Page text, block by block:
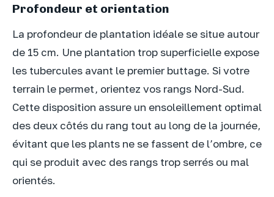
Profondeur et orientation
La profondeur de plantation idéale se situe autour
de 15 cm. Une plantation trop superficielle expose
les tubercules avant le premier buttage. Si votre
terrain le permet, orientez vos rangs Nord-Sud.
Cette disposition assure un ensoleillement optimal
des deux côtés du rang tout au long de la journée,
évitant que les plants ne se fassent de l’ombre, ce
qui se produit avec des rangs trop serrés ou mal
orientés.